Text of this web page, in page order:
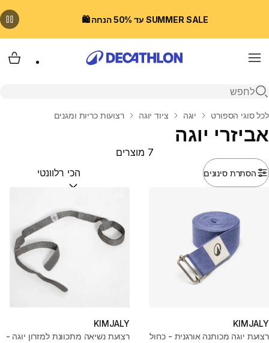
SUMMER SALE עד 50% הנחה 🛍️
Menu
פתיחת חיפוש
בית
לכל סוגי הספורט יוגה ציוד יוגה רצועות כריות ומגנים
אביזרי יוגה
הסתרת סינונים
7 מוצרים
מיין לפי:(optional)
KIMJALY
רצועת יוגה מכותנה אורגנית - כחול
KIMJALY
רצועת נשיאה מתכוונת למזרון יוגה -